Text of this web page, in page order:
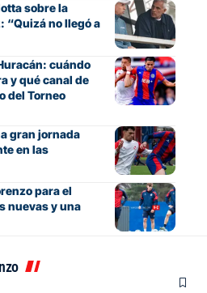
sobre la
“Quizá no llegó a
cuándo
y qué canal de
del Torneo
gran jornada
en las
para el
nuevas y una